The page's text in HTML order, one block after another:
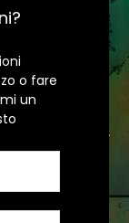
o fare
un